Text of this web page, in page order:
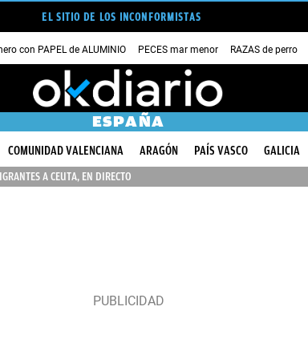
EL SITIO DE LOS INCONFORMISTAS
con PAPEL de ALUMINIO PECES mar menor RAZAS de perro
ESPAÑA
COMUNIDAD VALENCIANA ARAGÓN PAÍS VASCO GALICIA
A CEUTA, EN DIRECTO